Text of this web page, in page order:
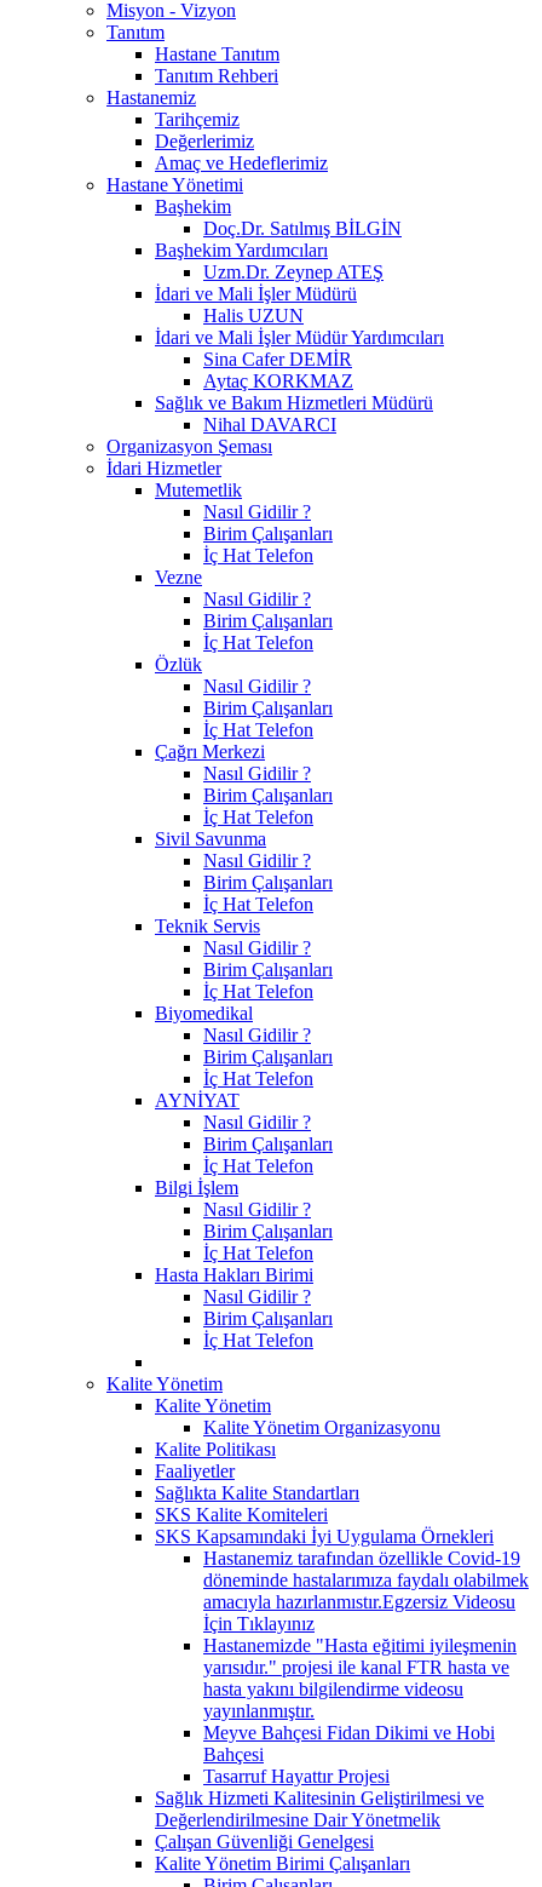
Misyon - Vizyon
Tanıtım
Hastane Tanıtım
Tanıtım Rehberi
Hastanemiz
Tarihçemiz
Değerlerimiz
Amaç ve Hedeflerimiz
Hastane Yönetimi
Başhekim
Doç.Dr. Satılmış BİLGİN
Başhekim Yardımcıları
Uzm.Dr. Zeynep ATEŞ
İdari ve Mali İşler Müdürü
Halis UZUN
İdari ve Mali İşler Müdür Yardımcıları
Sina Cafer DEMİR
Aytaç KORKMAZ
Sağlık ve Bakım Hizmetleri Müdürü
Nihal DAVARCI
Organizasyon Şeması
İdari Hizmetler
Mutemetlik
Nasıl Gidilir ?
Birim Çalışanları
İç Hat Telefon
Vezne
Nasıl Gidilir ?
Birim Çalışanları
İç Hat Telefon
Özlük
Nasıl Gidilir ?
Birim Çalışanları
İç Hat Telefon
Çağrı Merkezi
Nasıl Gidilir ?
Birim Çalışanları
İç Hat Telefon
Sivil Savunma
Nasıl Gidilir ?
Birim Çalışanları
İç Hat Telefon
Teknik Servis
Nasıl Gidilir ?
Birim Çalışanları
İç Hat Telefon
Biyomedikal
Nasıl Gidilir ?
Birim Çalışanları
İç Hat Telefon
AYNİYAT
Nasıl Gidilir ?
Birim Çalışanları
İç Hat Telefon
Bilgi İşlem
Nasıl Gidilir ?
Birim Çalışanları
İç Hat Telefon
Hasta Hakları Birimi
Nasıl Gidilir ?
Birim Çalışanları
İç Hat Telefon
Kalite Yönetim
Kalite Yönetim
Kalite Yönetim Organizasyonu
Kalite Politikası
Faaliyetler
Sağlıkta Kalite Standartları
SKS Kalite Komiteleri
SKS Kapsamındaki İyi Uygulama Örnekleri
Hastanemiz tarafından özellikle Covid-19
döneminde hastalarımıza faydalı olabilmek
amacıyla hazırlanmıstır.Egzersiz Videosu
İçin Tıklayınız
Hastanemizde "Hasta eğitimi iyileşmenin
yarısıdır." projesi ile kanal FTR hasta ve
hasta yakını bilgilendirme videosu
yayınlanmıştır.
Meyve Bahçesi Fidan Dikimi ve Hobi
Bahçesi
Tasarruf Hayattır Projesi
Sağlık Hizmeti Kalitesinin Geliştirilmesi ve
Değerlendirilmesine Dair Yönetmelik
Çalışan Güvenliği Genelgesi
Kalite Yönetim Birimi Çalışanları